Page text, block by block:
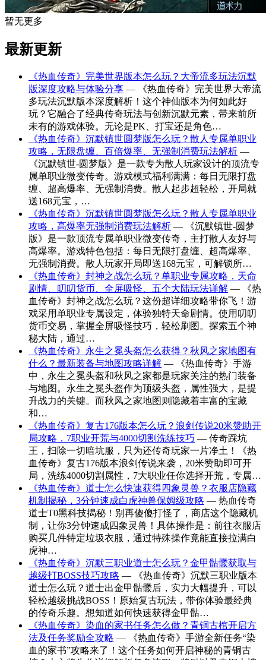
暂无更多
最新更新
《热血传奇》完美世界版本怎么玩？大帝流多玩法沉默
版深度攻略与体验分享 — 《热血传奇》完美世界大帝流
多玩法沉默版本深度解析！这个神仙版本为何如此好
玩？它融合了经典传奇玩法与创新沉默元素，带来前所
未有的游戏体验。无论是PK、打宝还是角色…
《热血传奇》沉默镇世圆梦版怎么玩？散人专属单职业
攻略，无限盘缠、百倍爆率、无强制消费玩法解析 —
《沉默镇世-圆梦版》是一款专为散人玩家设计的顶流专
属单职业微变传奇。游戏模式福利满满：每日无限打盘
缠、超高爆率、无强制消费。散人起步超轻松，开局就
送168元宝，…
《热血传奇》沉默镇世圆梦版怎么玩？散人专属单职业
攻略，高爆率无强制消费玩法解析 — 《沉默镇世-圆梦
版》是一款顶流专属单职业微变传奇，主打散人友好与
高爆率。游戏特色包括：每日无限打盘缠、超高爆率、
无强制消费。散人玩家开局即送168元宝，可解锁所…
《热血传奇》封神之战怎么玩？单职业专属攻略，天命
剧情、叨叨货币、全屏吸怪、五个大陆玩法详解 — 《热
血传奇》封神之战怎么玩？这份超详细攻略带你飞！游
戏采用单职业专属设定，体验独特天命剧情。使用叨叨
货币交易，掌握全屏吸怪技巧，轻松刷图。探索五个神
秘大陆，通过…
《热血传奇》永生之冕头盔怎么获得？秋风之家地图有
什么？最新装备与地图攻略详解 — 《热血传奇》手游
中，永生之冕头盔和秋风之家都是玩家关注的热门装备
与地图。永生之冕头盔作为顶级头盔，属性强大，是提
升战力的关键。而秋风之家地图则隐藏着丰富的宝藏
和…
《热血传奇》复古176版本怎么玩？浪剑传说20米赞助开
局攻略，7职业开荒与4000切割洗练技巧 — 传奇踩坑
王，扫除一切暗坑服，只为还传奇玩家一片净土！《热
血传奇》复古176版本浪剑传说来袭，20米赞助即可开
局，洗练4000切割属性，7大职业任你选择开荒，专属…
《热血传奇》道士怎么快速获得四象灵兽？衣服店隐藏
机制揭秘，3分钟速成白虎神兽保姆级攻略 — 热血传奇
道士T0黑科技揭秘！别再傻傻打怪了，商店这个隐藏机
制，让你3分钟速成四象灵兽！具体操作是：前往衣服店
购买几件特定垃圾衣服，通过特殊操作竟能直接拉满白
虎神…
《热血传奇》沉默三职业道士怎么玩？金甲骷髅获取与
越级打BOSS技巧攻略 — 《热血传奇》沉默三职业版本
道士怎么玩？道士出金甲骷髅后，实力大幅提升，可以
轻松越级挑战BOSS！原始复古玩法，带你体验最经典
的传奇乐趣。想知道如何快速获得金甲骷…
《热血传奇》染血的家书任务怎么做？青铜古棺开启方
法及任务奖励全攻略 — 《热血传奇》手游全新任务“染
血的家书”攻略来了！这个任务如何开启神秘的青铜古